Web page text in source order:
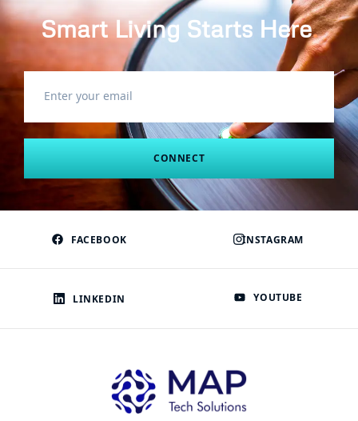
Smart Living Starts Here.
CONNECT
FACEBOOK INSTAGRAM
LINKEDIN YOUTUBE